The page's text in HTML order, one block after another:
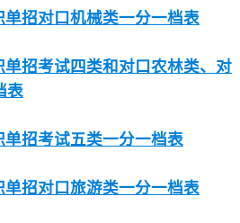
招对口机械类一分一档表
招考试四类和对口农林类、对
表
招考试五类一分一档表
招对口旅游类一分一档表